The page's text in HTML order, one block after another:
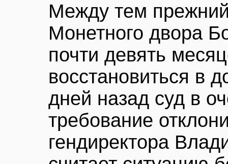
Между тем
Монетного двора
почти девять
восстановиться в
дней назад суд в
требование
гендиректора